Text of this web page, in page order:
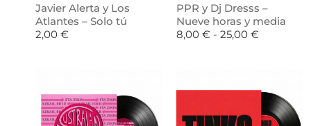
Javier Alerta y Los
Atlantes – Solo tú
2,00 €
PPR y Dj Dresss –
Nueve horas y media
8,00 € - 25,00 €